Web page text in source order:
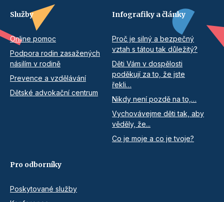
Služby
Online pomoc
Podpora rodin zasažených
násilím v rodině
Prevence a vzdělávání
Dětské advokační centrum
Infografiky a články
Proč je silný a bezpečný
vztah s tátou tak důležitý?
Děti Vám v dospělosti
poděkují za to, že jste
řekli…
Nikdy není pozdě na to,…
Vychovávejme děti tak, aby
věděly, že...
Co je moje a co je tvoje?
Pro odborníky
Poskytované služby